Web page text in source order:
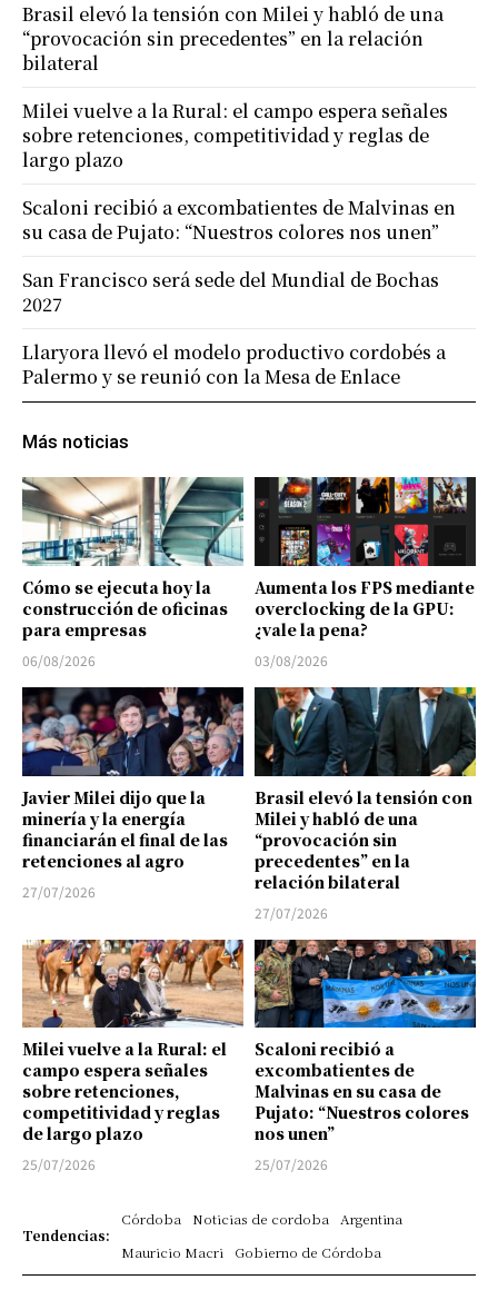
Más noticias
Cómo se ejecuta hoy la
construcción de oficinas
para empresas
06/08/2026
Aumenta los FPS mediante
overclocking de la GPU:
¿vale la pena?
03/08/2026
Javier Milei dijo que la
minería y la energía
financiarán el final de las
retenciones al agro
27/07/2026
Brasil elevó la tensión con
Milei y habló de una
“provocación sin
precedentes” en la
relación bilateral
27/07/2026
Milei vuelve a la Rural: el
campo espera señales
sobre retenciones,
competitividad y reglas
de largo plazo
25/07/2026
Scaloni recibió a
excombatientes de
Malvinas en su casa de
Pujato: “Nuestros colores
nos unen”
25/07/2026
Tendencias:
Córdoba Noticias de cordoba
Argentina
Mauricio Macri
Gobierno de Córdoba
Brasil elevó la tensión con Milei y habló de una
“provocación sin precedentes” en la relación
bilateral
Milei vuelve a la Rural: el campo espera señales
sobre retenciones, competitividad y reglas de
largo plazo
Scaloni recibió a excombatientes de Malvinas en
su casa de Pujato: “Nuestros colores nos unen”
San Francisco será sede del Mundial de Bochas
2027
Llaryora llevó el modelo productivo cordobés a
Palermo y se reunió con la Mesa de Enlace